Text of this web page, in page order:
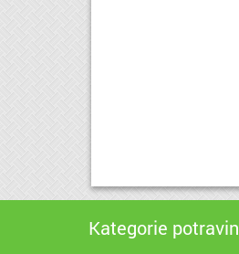
Kategorie potravin